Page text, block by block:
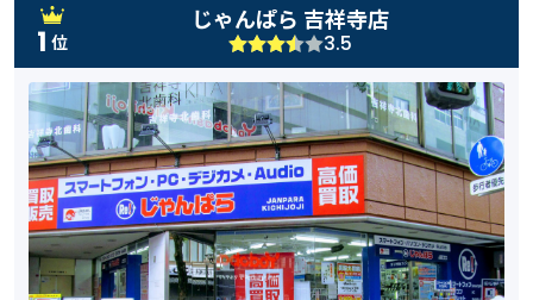
1 位
じゃんぱら 吉祥寺店
3.5